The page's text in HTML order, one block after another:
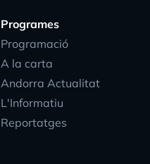
Programes
Programació
A la carta
Andorra Actualitat
L'Informatiu
Reportatges